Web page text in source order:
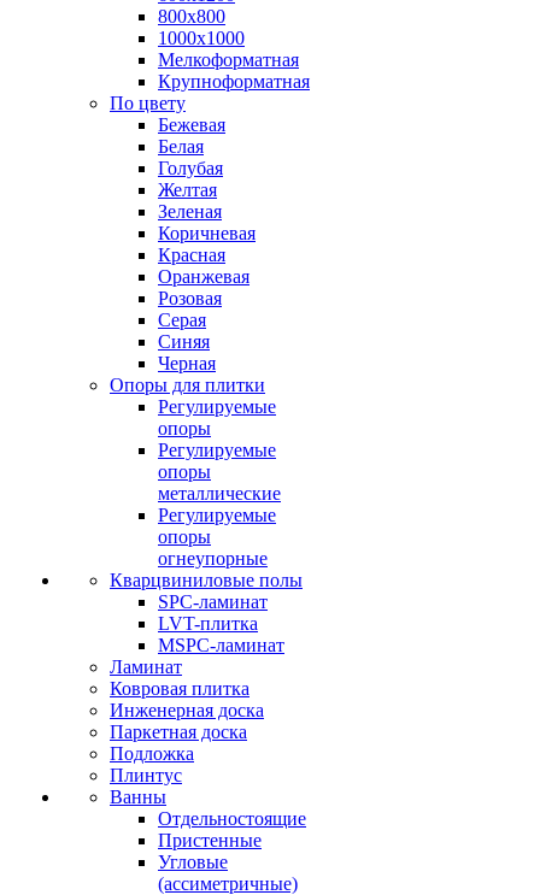
800х800
1000х1000
Мелкоформатная
Крупноформатная
По цвету
Бежевая
Белая
Голубая
Желтая
Зеленая
Коричневая
Красная
Оранжевая
Розовая
Серая
Синяя
Черная
Опоры для плитки
Регулируемые
опоры
Регулируемые
опоры
металлические
Регулируемые
опоры
огнеупорные
Кварцвиниловые полы
SPC-ламинат
LVT-плитка
MSPC-ламинат
Ламинат
Ковровая плитка
Инженерная доска
Паркетная доска
Подложка
Плинтус
Ванны
Отдельностоящие
Пристенные
Угловые
(ассиметричные)